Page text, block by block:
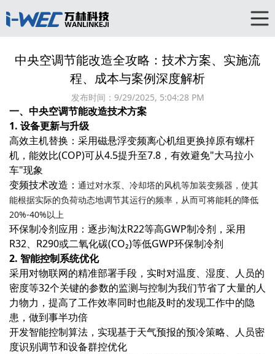
中央空调节能改造全攻略：技术方案、实施流
程、成本与案例深度解析
发布时间： 9/29/2025, 5:04:28 PM
一、中央空调节能改造技术方案
1. 设备更新与升级
高效主机替换‌：采用磁悬浮变频离心机组更换掉原有螺杆
机，能效比(COP)可从4.5提升至7.8，有效避免"大马拉小
车"现象
变频技术改造‌： 通过对水泵、冷却塔的风机等加装变频器，使其
能根据实际的负荷动态地调节其运行的频率，从而可将能耗的降低
20%-40%以上
环保制冷剂应用‌：逐步淘汰R22等高GWP制冷剂，采用
R32、R290或二氧化碳(CO₂)等低GWP环保制冷剂
2. 智能控制系统优化
采用对物联网的精准部署手段，实时对温度、湿度、人员的
密度等32个关键的参数的监测与控制为我们节省了大量的人
力物力，提高了工作效率同时也能及时的发现工作中的隐
患，做到事半功倍
开发智能控制算法，实现基于天气预报的预冷策略、人员密
度识别调节和设备群控优化